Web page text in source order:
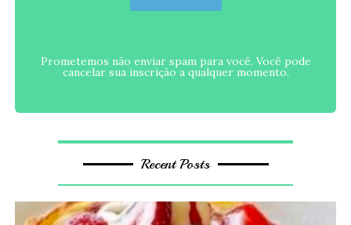
Prometemos não enviar spam para você. Você pode
cancelar sua inscrição a qualquer momento.
Recent Posts